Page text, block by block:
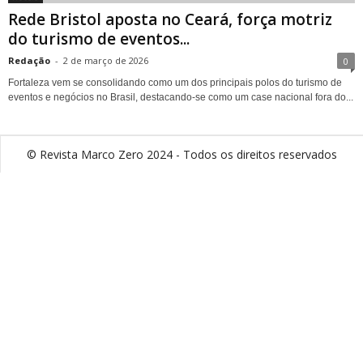
Rede Bristol aposta no Ceará, força motriz
do turismo de eventos...
Redação - 2 de março de 2026 0
Fortaleza vem se consolidando como um dos principais polos do turismo de
eventos e negócios no Brasil, destacando-se como um case nacional fora do...
© Revista Marco Zero 2024 - Todos os direitos reservados